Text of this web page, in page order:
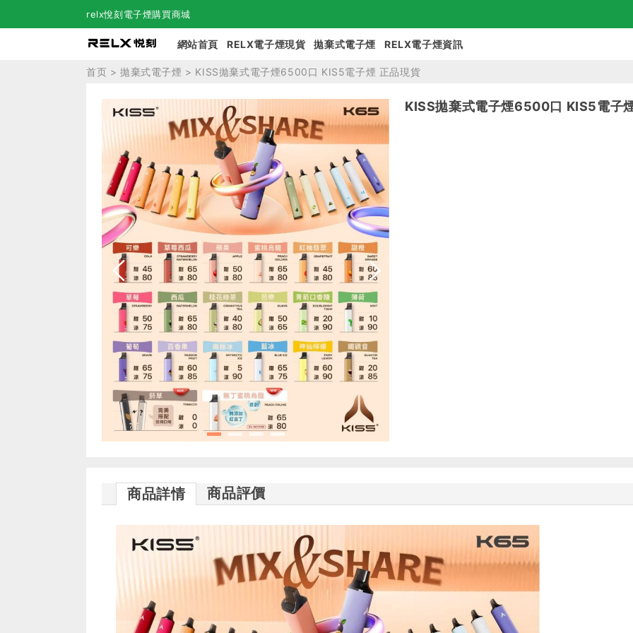
relx悅刻電子煙購買商城
網站首頁 RELX電子煙現貨 拋棄式電子煙 RELX電子煙資訊
首页 >拋棄式電子煙 > KISS拋棄式電子煙6500口 KIS5電子煙 正品現貨
KISS拋棄式電子煙6500口 KIS5電子
商品詳情 商品評價